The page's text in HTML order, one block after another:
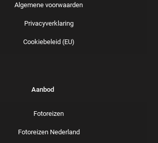
Algemene voorwaarden
Privacyverklaring
Cookiebeleid (EU)
Aanbod
Fotoreizen
Fotoreizen Nederland